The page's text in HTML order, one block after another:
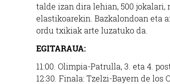
talde izan dira lehian, 500 jokalari,
elastikoarekin. Bazkalondoan eta
ordu txikiak arte luzatuko da.
EGITARAUA:
11:00. Olimpia-Patrulla, 3. eta 4.
12:30. Finala: Tzelzi-Bayern de los